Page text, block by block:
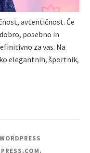
avtentičnost. Če
posebno in
za vas. Na
elegantnih, športnik,
.